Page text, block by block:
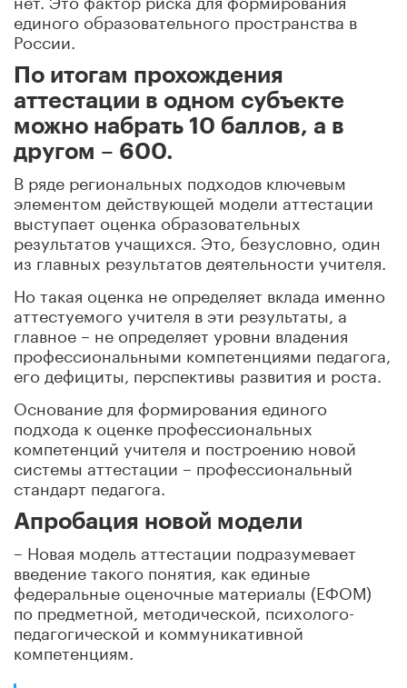
единого образовательного пространства в
России.
По итогам прохождения
аттестации в одном субъекте
можно набрать 10 баллов, а в
другом – 600.
В ряде региональных подходов ключевым
элементом действующей модели аттестации
выступает оценка образовательных
результатов учащихся. Это, безусловно, один
из главных результатов деятельности учителя.
Но такая оценка не определяет вклада именно
аттестуемого учителя в эти результаты, а
главное – не определяет уровни владения
профессиональными компетенциями педагога,
его дефициты, перспективы развития и роста.
Основание для формирования единого
подхода к оценке профессиональных
компетенций учителя и построению новой
системы аттестации – профессиональный
стандарт педагога.
Апробация новой модели
– Новая модель аттестации подразумевает
введение такого понятия, как единые
федеральные оценочные материалы (ЕФОМ)
по предметной, методической, психолого-
педагогической и коммуникативной
компетенциям.